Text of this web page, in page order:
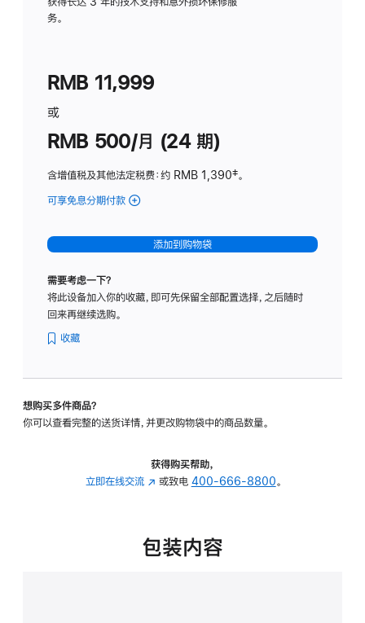
务。
RMB 11,999
或
RMB 500/月 (24 期)
含增值税及其他法定税费：约 RMB 1,390脚
‡。
可享免息分期付款 (Studio
-
标
璃
转
的
添加到购物袋
需要考虑一下？
将此设备加入你的收藏，即可先保留全部配置选择，之后随时
回来再继续选购。
收藏
想购买多件商品？
你可以查看完整的送货详情，并更改购物袋中的商品数量。
获得购买帮助，
立即在线交流 (在
中
或致电 400-666-8800。
包装内容